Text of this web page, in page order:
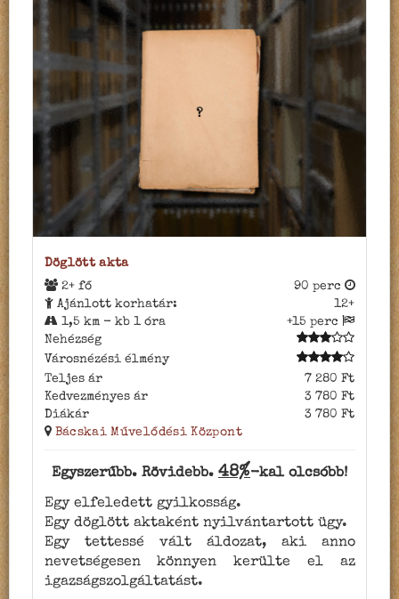
Döglött akta
2+ fő
90 perc
Ajánlott korhatár:
12+
1,5 km - kb 1 óra
+15 perc
Nehézség
Városnézési élmény
Teljes ár
7 280 Ft
Kedvezményes ár
3 780 Ft
Diákár
3 780 Ft
Bácskai Művelődési Központ
Egyszerűbb. Rövidebb. 48%-kal olcsóbb!
Egy elfeledett gyilkosság.
Egy döglött aktaként nyilvántartott ügy.
Egy tettessé vált áldozat, aki anno
nevetségesen könnyen kerülte el az
igazságszolgáltatást.